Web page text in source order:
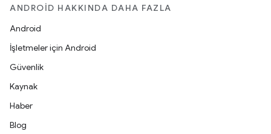
ANDROID HAKKINDA DAHA FAZLA
Android
İşletmeler için Android
Güvenlik
Kaynak
Haber
Blog